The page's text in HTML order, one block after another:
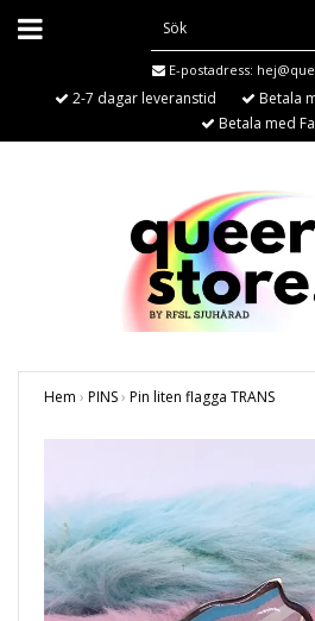
E-postadress:
2-7 dagar leveranstid
Betala
Betala med
Hem › PINS› Pin liten flagga TRANS